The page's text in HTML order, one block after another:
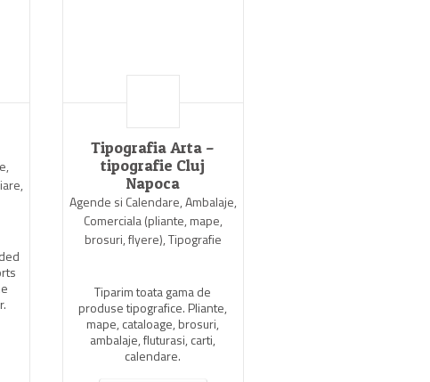
Tipografia Arta –
tipografie Cluj
Napoca
Agende si Calendare, Ambalaje,
Comerciala (pliante, mape,
brosuri, flyere), Tipografie
Tiparim toata gama de
produse tipografice. Pliante,
mape, cataloage, brosuri,
ambalaje, fluturasi, carti,
calendare.